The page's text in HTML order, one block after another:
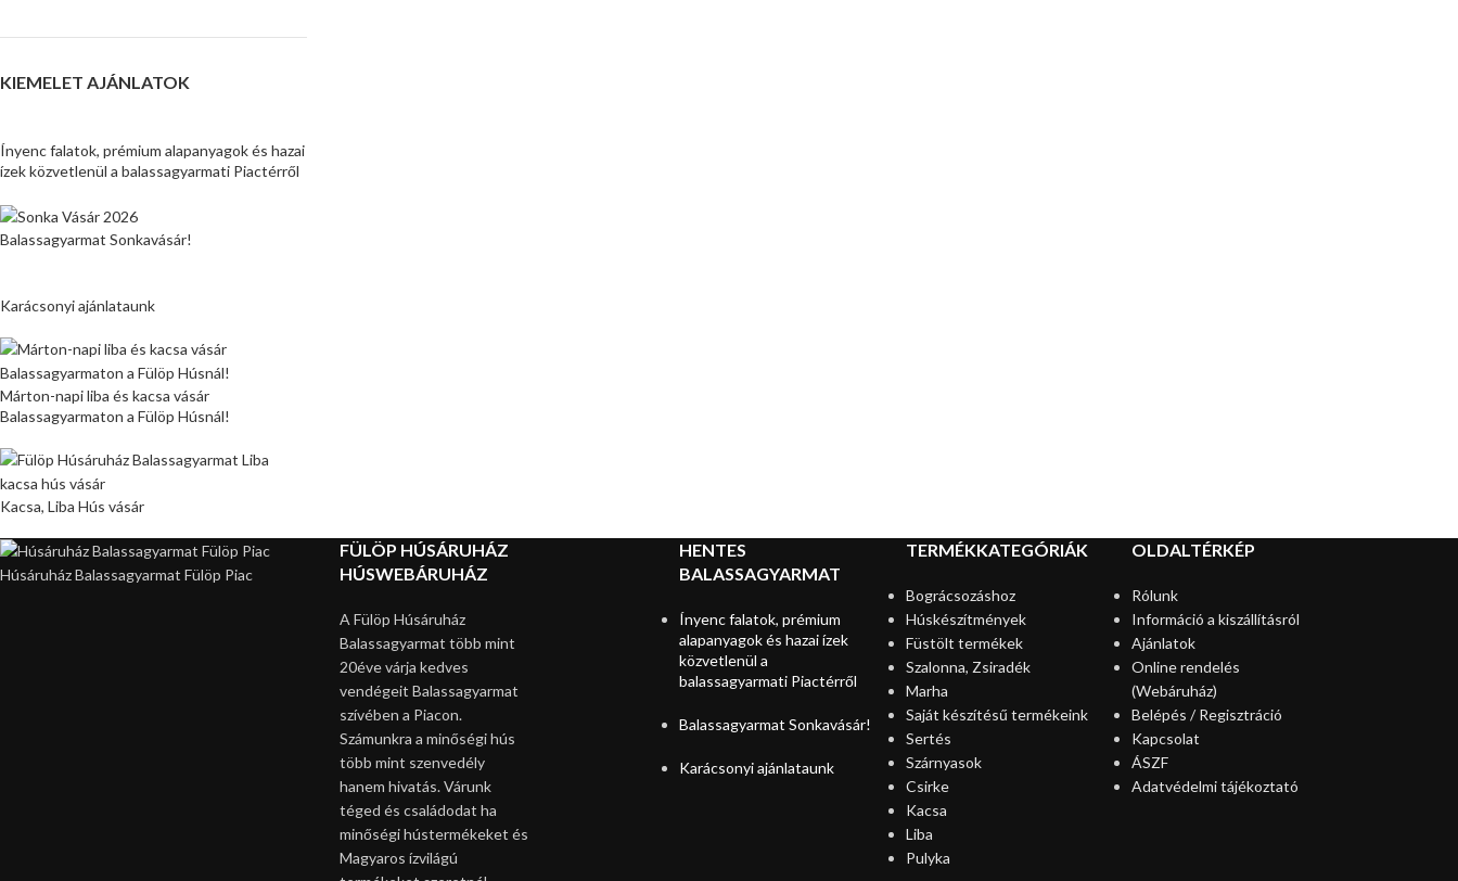
KIEMELET AJÁNLATOK
Ínyenc falatok, prémium alapanyagok és hazai
ízek közvetlenül a balassagyarmati Piactérről
Balassagyarmat Sonkavásár!
Karácsonyi ajánlataunk
Márton-napi liba és kacsa vásár
Balassagyarmaton a Fülöp Húsnál!
Kacsa, Liba Hús vásár
Húsáruház Balassagyarmat Fülöp Piac
FÜLÖP HÚSÁRUHÁZ
HÚSWEBÁRUHÁZ
A Fülöp Húsáruház
Balassagyarmat több mint
20éve várja kedves
vendégeit Balassagyarmat
szívében a Piacon.
Számunkra a minőségi hús
több mint szenvedély
hanem hivatás. Várunk
téged és családodat ha
minőségi hústermékeket és
Magyaros ízvilágú
HENTES
BALASSAGYARMAT
Ínyenc falatok, prémium
alapanyagok és hazai ízek
közvetlenül a
balassagyarmati Piactérről
Balassagyarmat Sonkavásár!
Karácsonyi ajánlataunk
TERMÉKKATEGÓRIÁK
Bográcsozáshoz
Húskészítmények
Füstölt termékek
Szalonna, Zsiradék
Marha
Saját készítésű termékeink
Sertés
Szárnyasok
Csirke
Kacsa
Liba
Pulyka
OLDALTÉRKÉP
Rólunk
Információ a kiszállításról
Ajánlatok
Online rendelés
(Webáruház)
Belépés / Regisztráció
Kapcsolat
ÁSZF
Adatvédelmi tájékoztató